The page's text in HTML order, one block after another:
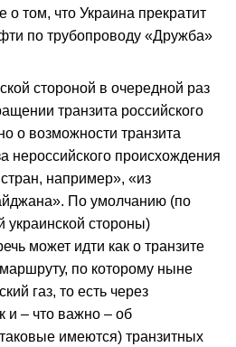
том, что Украина прекратит
по трубопроводу «Дружба»
стороной в очередной раз
транзита российского
о возможности транзита
нероссийского происхождения
например», «из
По умолчанию (по
украинской стороны)
может идти как о транзите
по которому ныне
газ, то есть через
и – что важно – об
имеются) транзитных